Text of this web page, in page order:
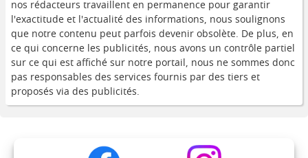
nos rédacteurs travaillent en permanence pour garantir
l'exactitude et l'actualité des informations, nous soulignons
que notre contenu peut parfois devenir obsolète. De plus, en
ce qui concerne les publicités, nous avons un contrôle partiel
sur ce qui est affiché sur notre portail, nous ne sommes donc
pas responsables des services fournis par des tiers et
proposés via des publicités.